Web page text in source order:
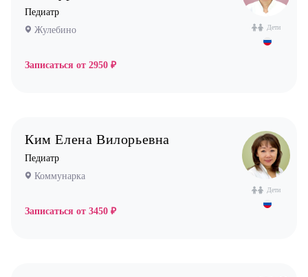
Дети
Педиатр
Жулебино
Записаться от 2950 ₽
Дети
Ким Елена Вилорьевна
Педиатр
Коммунарка
Записаться от 3450 ₽